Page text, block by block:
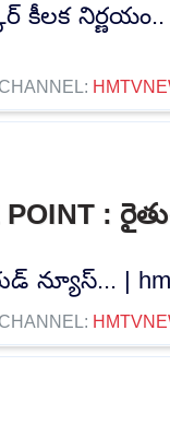
నిర్ణయం.. |
CHANNEL:
POINT :
న్యూస్... |
CHANNEL: